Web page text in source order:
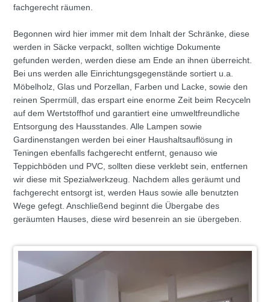
fachgerecht räumen.
Begonnen wird hier immer mit dem Inhalt der Schränke, diese
werden in Säcke verpackt, sollten wichtige Dokumente
gefunden werden, werden diese am Ende an ihnen überreicht.
Bei uns werden alle Einrichtungsgegenstände sortiert u.a.
Möbelholz, Glas und Porzellan, Farben und Lacke, sowie den
reinen Sperrmüll, das erspart eine enorme Zeit beim Recyceln
auf dem Wertstoffhof und garantiert eine umweltfreundliche
Entsorgung des Hausstandes. Alle Lampen sowie
Gardinenstangen werden bei einer Haushaltsauflösung in
Teningen ebenfalls fachgerecht entfernt, genauso wie
Teppichböden und PVC, sollten diese verklebt sein, entfernen
wir diese mit Spezialwerkzeug. Nachdem alles geräumt und
fachgerecht entsorgt ist, werden Haus sowie alle benutzten
Wege gefegt. Anschließend beginnt die Übergabe des
geräumten Hauses, diese wird besenrein an sie übergeben.